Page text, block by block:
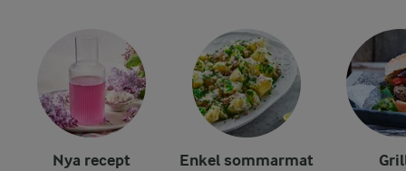
Nya recept Enkel sommarmat